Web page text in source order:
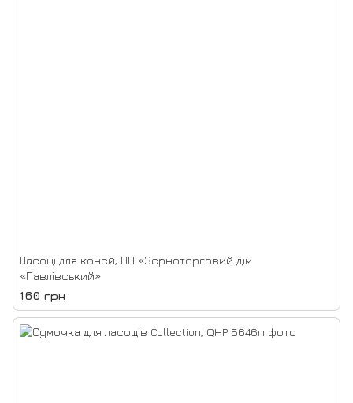
Ласощі для коней, ПП «Зерноторговий дім
«Павлівський»
160 грн